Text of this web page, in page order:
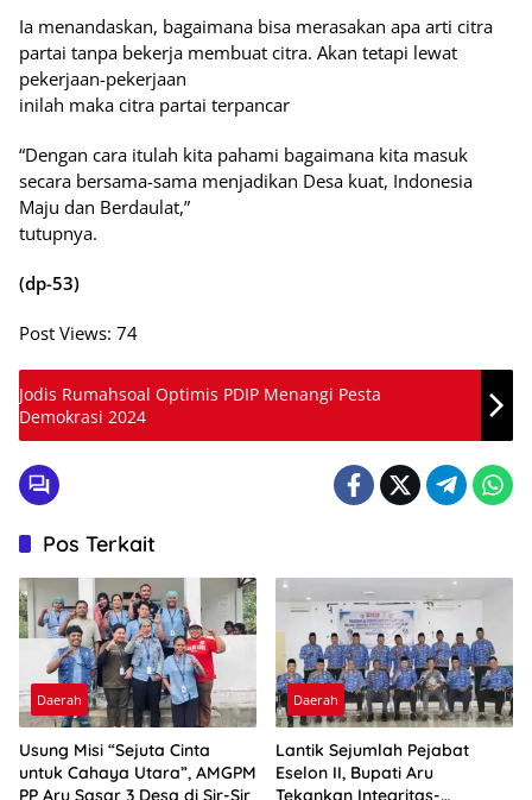
Ia menandaskan, bagaimana bisa merasakan apa arti citra
partai tanpa bekerja membuat citra. Akan tetapi lewat
pekerjaan-pekerjaan
inilah maka citra partai terpancar
“Dengan cara itulah kita pahami bagaimana kita masuk
secara bersama-sama menjadikan Desa kuat, Indonesia
Maju dan Berdaulat,”
tutupnya.
(dp-53)
Post Views: 74
Jodis Rumahsoal Optimis PDIP Menangi Pesta
Demokrasi 2024
Pos Terkait
Daerah
Usung Misi “Sejuta Cinta
untuk Cahaya Utara”, AMGPM
PP Aru Sasar 3 Desa di Sir-Sir
Daerah
Lantik Sejumlah Pejabat
Eselon II, Bupati Aru
Tekankan Integritas-